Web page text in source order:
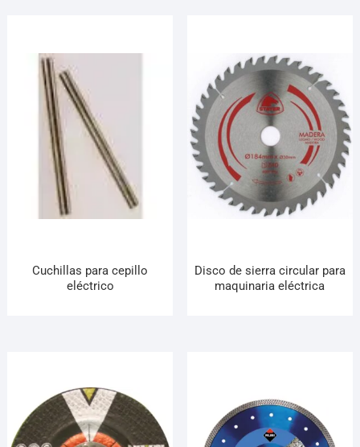
Cuchillas para cepillo
eléctrico
Disco de sierra circular para
maquinaria eléctrica